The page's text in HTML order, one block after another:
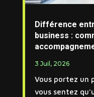
Différence
business :
3 Juil, 2026
Vous portez un
vous sentez